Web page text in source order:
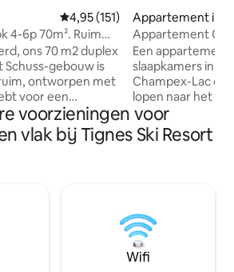
Gemiddelde beoordeling van
4,95 (151)
4-6p 70m². Ruim
ons 70 m2 duplex
gebouw is
ontworpen met
voor een
Tignes. Het
opgezet als
voor maximale
tot Val d'Isere, de
inclusief
opgemaakt
Appartement in
Appartement
uitzicht op het
Een
slaapkamers in
Champex-Lac op
lopen naar het
restaurants.
een hoge
appartement
buitenaf te
uitzicht. Er is een
en kabel-tv
een
voorzieningen voor
vlak bij Tignes Ski Resort
Wifi